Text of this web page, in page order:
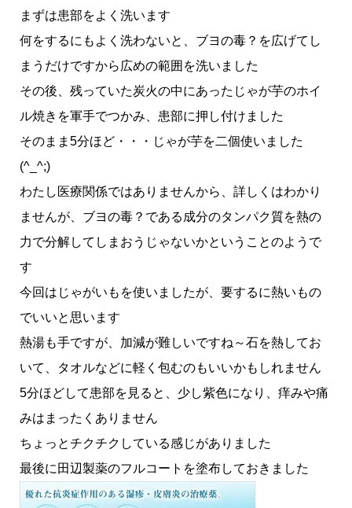
まずは患部をよく洗います
何をするにもよく洗わないと、ブヨの毒？を広げてし
まうだけですから広めの範囲を洗いました
その後、残っていた炭火の中にあったじゃが芋のホイ
ル焼きを軍手でつかみ、患部に押し付けました
そのまま5分ほど・・・じゃが芋を二個使いました
(^_^;)
わたし医療関係ではありませんから、詳しくはわかり
ませんが、ブヨの毒？である成分のタンパク質を熱の
力で分解してしまおうじゃないかということのようで
す
今回はじゃがいもを使いましたが、要するに熱いもの
でいいと思います
熱湯も手ですが、加減が難しいですね～石を熱してお
いて、タオルなどに軽く包むのもいいかもしれません
5分ほどして患部を見ると、少し紫色になり、痒みや痛
みはまったくありません
ちょっとチクチクしている感じがありました
最後に田辺製薬のフルコートを塗布しておきました